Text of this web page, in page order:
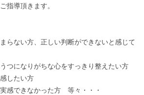
指導頂きます。
らない方、正しい判断ができないと感じて
つになりがちな心をすっきり整えたい方
したい方
感できなかった方 等々・・・